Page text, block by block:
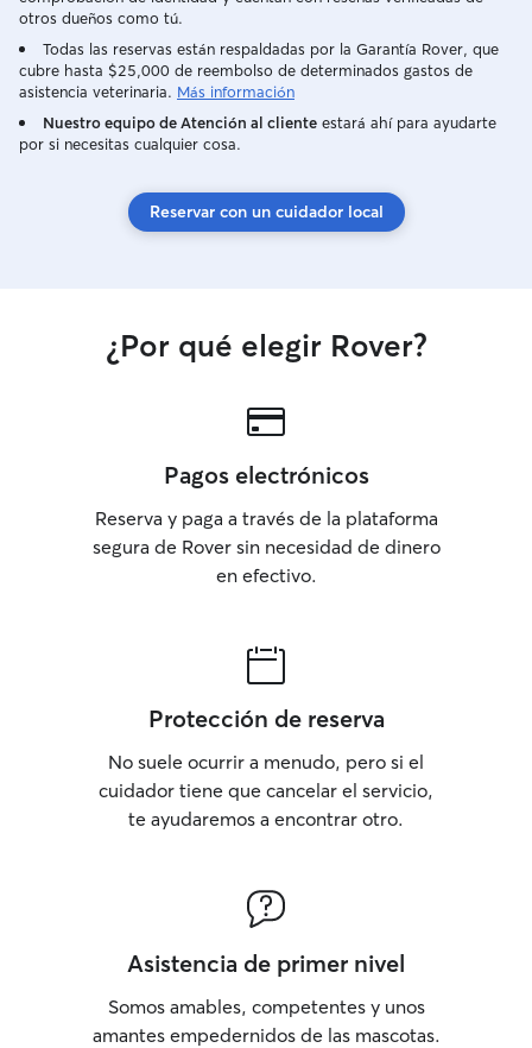
comunicación constante con los dueños
a cada perro o gato con paciencia,
respeto y mucho cariño, como si fuera
otros dueños como tú.
Todas las reservas están respaldadas por la Garantía Rover, que
cubre hasta $25,000 de reembolso de determinados gastos de
asistencia veterinaria. Más información
Nuestro equipo de Atención al cliente estará ahí para ayudarte
por si necesitas cualquier cosa.
Reservar con un cuidador local
¿Por qué elegir Rover?
Pagos electrónicos
Reserva y paga a través de la plataforma
segura de Rover sin necesidad de dinero
en efectivo.
Protección de reserva
No suele ocurrir a menudo, pero si el
cuidador tiene que cancelar el servicio,
te ayudaremos a encontrar otro.
Asistencia de primer nivel
Somos amables, competentes y unos
amantes empedernidos de las mascotas.